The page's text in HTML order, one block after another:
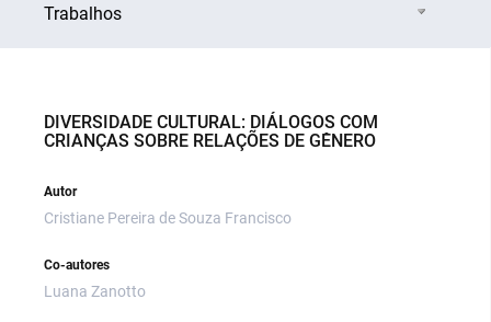
Trabalhos
DIVERSIDADE CULTURAL: DIÁLOGOS COM
CRIANÇAS SOBRE RELAÇÕES DE GÊNERO
Autor
Cristiane Pereira de Souza Francisco
Co-autores
Luana Zanotto